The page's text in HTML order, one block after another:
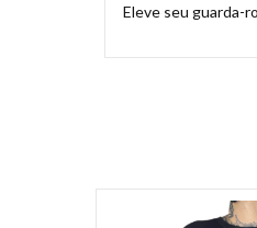
Eleve seu guarda-